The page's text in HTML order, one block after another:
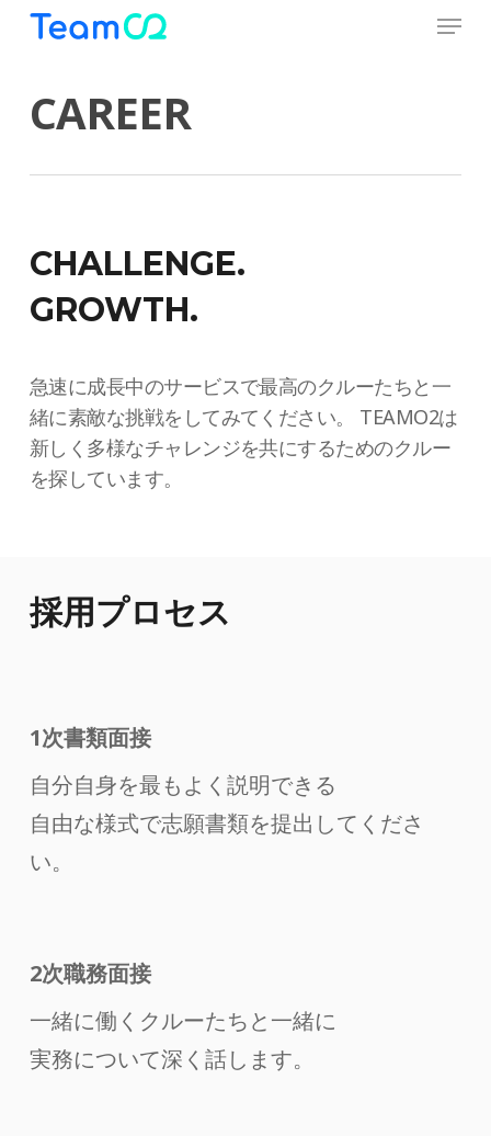
content
Menu
CAREER
CHALLENGE.
GROWTH.
急速に成長中のサービスで最高のクルーたちと一
緒に素敵な挑戦をしてみてください。 TEAMO2は
新しく多様なチャレンジを共にするためのクルー
を探しています。
採用プロセス
1次書類面接
自分自身を最もよく説明できる
自由な様式で志願書類を提出してくださ
い。
2次職務面接
一緒に働くクルーたちと一緒に
実務について深く話します。